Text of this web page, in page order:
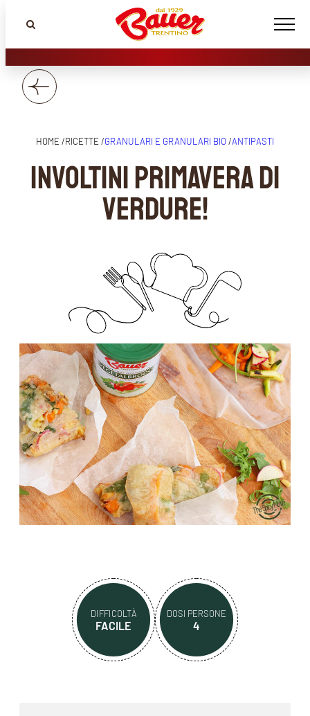
HOME /RICETTE /GRANULARI E GRANULARI BIO/ANTIPASTI
Involtini primavera di
verdure!
DIFFICOLTÀ
FACILE
DOSI PERSONE
4